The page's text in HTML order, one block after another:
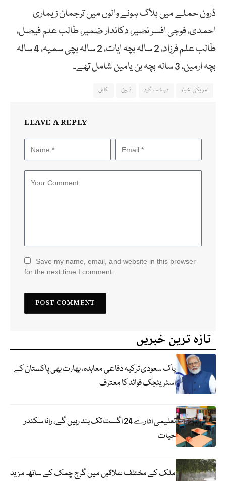
ڈرون حملے میں ہلاک ہونے والوں میں ترجمان زیماری
احمدی، فوجی افسر نصیر، دکاندار ضمیر، طالب علم فیصل،
طالب علم فرزاد، 2 سالہ بچہ ایات، 2 سالہ بچی سمیہ، 4 سالہ
بچہ ارمین، 3 سالہ بچہ بن یامین شامل تھے۔
امریکی اخبار دہشت گرد ڈرون کابل
LEAVE A REPLY
Save my name, email, and website in this browser
for the next time I comment.
تازہ ترین خبریں
پاک سعودی ترکیہ دفاعی معاہدہ، بھارت بھی پاکستان کے
اسٹریٹجک فوائد کا معترف
تعلیمی ادارے 24 اگست تک بند رہیں گے، رانا سکندر
حیات
ملک کے مختلف علاقوں میں گرج چمک کے ساتھ مزید